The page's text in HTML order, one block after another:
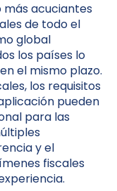
más acuciantes
de todo el
global
los países lo
el mismo plazo.
los requisitos
pueden
para las
y el
fiscales